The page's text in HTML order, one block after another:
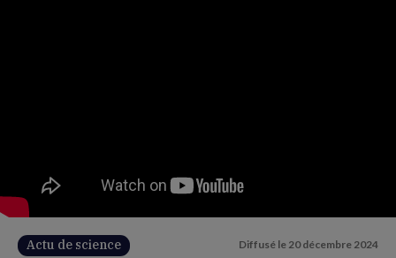
Actu de science Diffusé le 20 décembre 2024